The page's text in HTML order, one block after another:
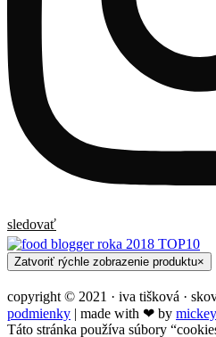
sledovať
Zatvoriť rýchle zobrazenie produktu×
copyright © 2021 · iva tišková ·
podmienky | made with ❤︎ by
Táto stránka používa súbory